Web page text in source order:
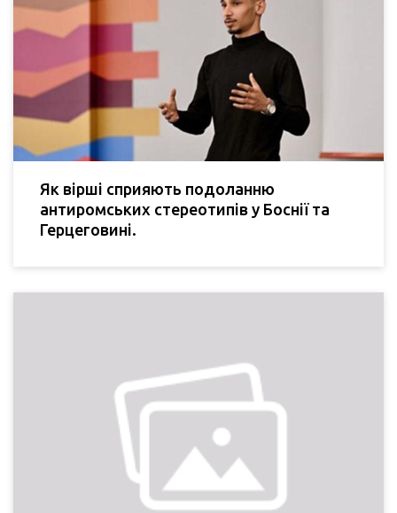
Як вірші сприяють подоланню
антиромських стереотипів у Боснії та
Герцеговині.